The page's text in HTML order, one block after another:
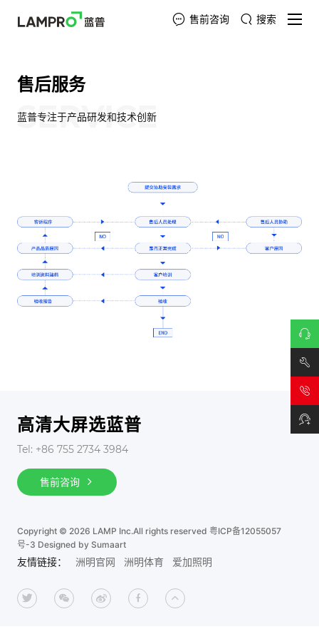
售前咨询 搜索
售后服务
SERVICE
蓝普专注于产品研发和技术创新
高清大屏选蓝普
Tel: +86 755 2734 3984
售前咨询
Copyright © 2026 LAMP Inc.All rights reserved 粤ICP备12055057
号-3 Designed by Sumaart
友情链接： 洲明官网 洲明体育 爱加照明
在线
咨询
技术
支持